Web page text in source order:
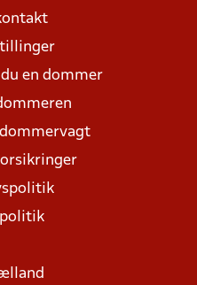
en dommer